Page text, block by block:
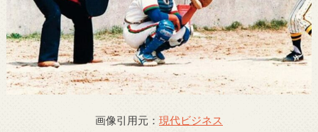
画像引用元： 現代ビジネス